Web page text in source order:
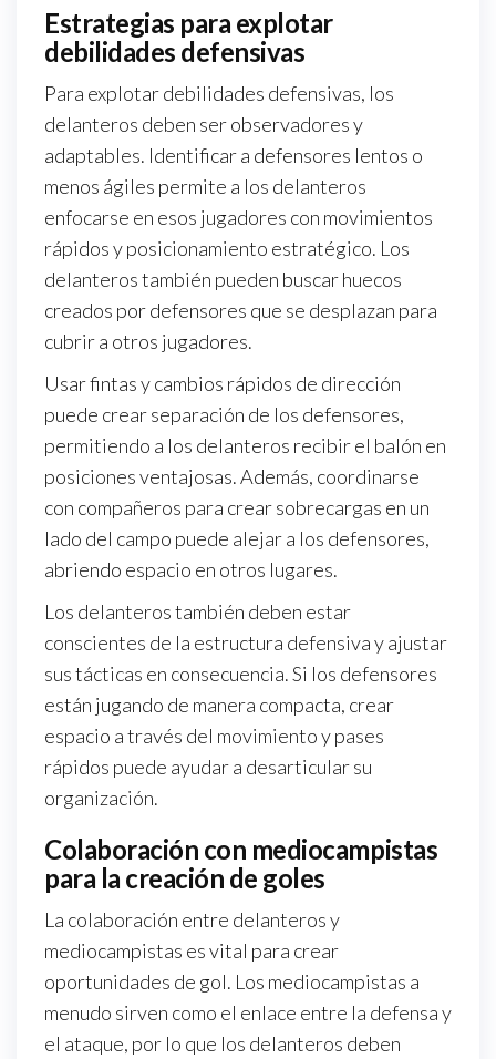
Estrategias para explotar
debilidades defensivas
Para explotar debilidades defensivas, los
delanteros deben ser observadores y
adaptables. Identificar a defensores lentos o
menos ágiles permite a los delanteros
enfocarse en esos jugadores con movimientos
rápidos y posicionamiento estratégico. Los
delanteros también pueden buscar huecos
creados por defensores que se desplazan para
cubrir a otros jugadores.
Usar fintas y cambios rápidos de dirección
puede crear separación de los defensores,
permitiendo a los delanteros recibir el balón en
posiciones ventajosas. Además, coordinarse
con compañeros para crear sobrecargas en un
lado del campo puede alejar a los defensores,
abriendo espacio en otros lugares.
Los delanteros también deben estar
conscientes de la estructura defensiva y ajustar
sus tácticas en consecuencia. Si los defensores
están jugando de manera compacta, crear
espacio a través del movimiento y pases
rápidos puede ayudar a desarticular su
organización.
Colaboración con mediocampistas
para la creación de goles
La colaboración entre delanteros y
mediocampistas es vital para crear
oportunidades de gol. Los mediocampistas a
menudo sirven como el enlace entre la defensa y
el ataque, por lo que los delanteros deben